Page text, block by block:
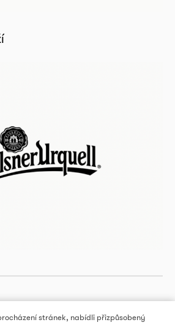
stránek, nabídli přizpůsobený